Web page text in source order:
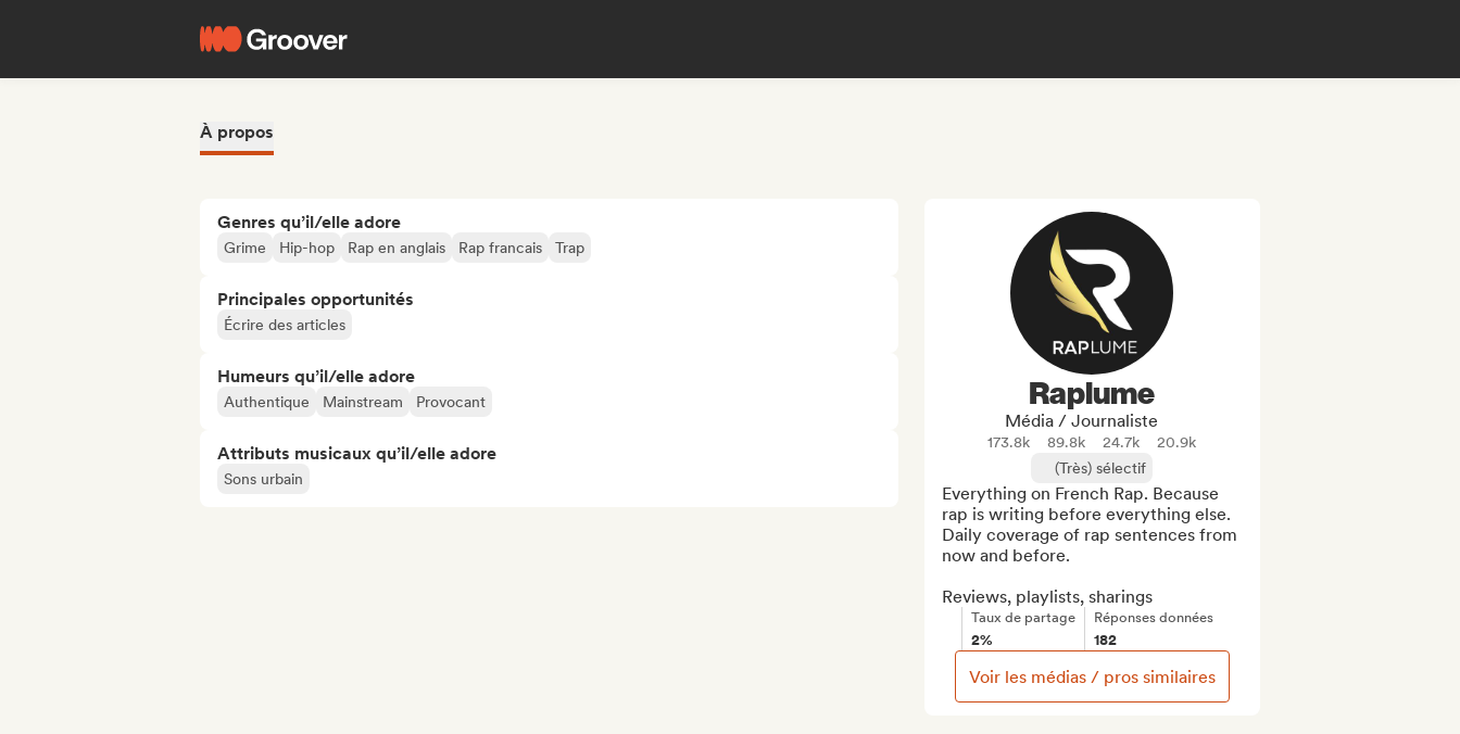
À propos
Genres qu’il/elle adore
Grime Hip-hop Rap en anglais Rap francais Trap
Principales opportunités
Écrire des articles
Humeurs qu’il/elle adore
Authentique Mainstream Provocant
Attributs musicaux qu’il/elle adore
Sons urbain
Raplume
Média / Journaliste
173.8k 89.8k 24.7k
20.9k
(Très) sélectif
Everything on French Rap. Because
rap is writing before everything else.
Daily coverage of rap sentences from
now and before.
Reviews, playlists, sharings
Taux de partage
2%
Réponses données
182
Voir les médias / pros similaires